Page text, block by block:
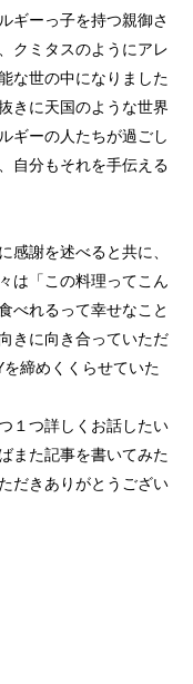
ギーっ子を持つ親御さ
クミタスのようにアレ
な世の中になりました
きに天国のような世界
ギーの人たちが過ごし
自分もそれを手伝える
謝を述べると共に、
は「この料理ってこん
べれるって幸せなこと
きに向き合っていただ
締めくくらせていた
１つ詳しくお話したい
また記事を書いてみた
だきありがとうござい